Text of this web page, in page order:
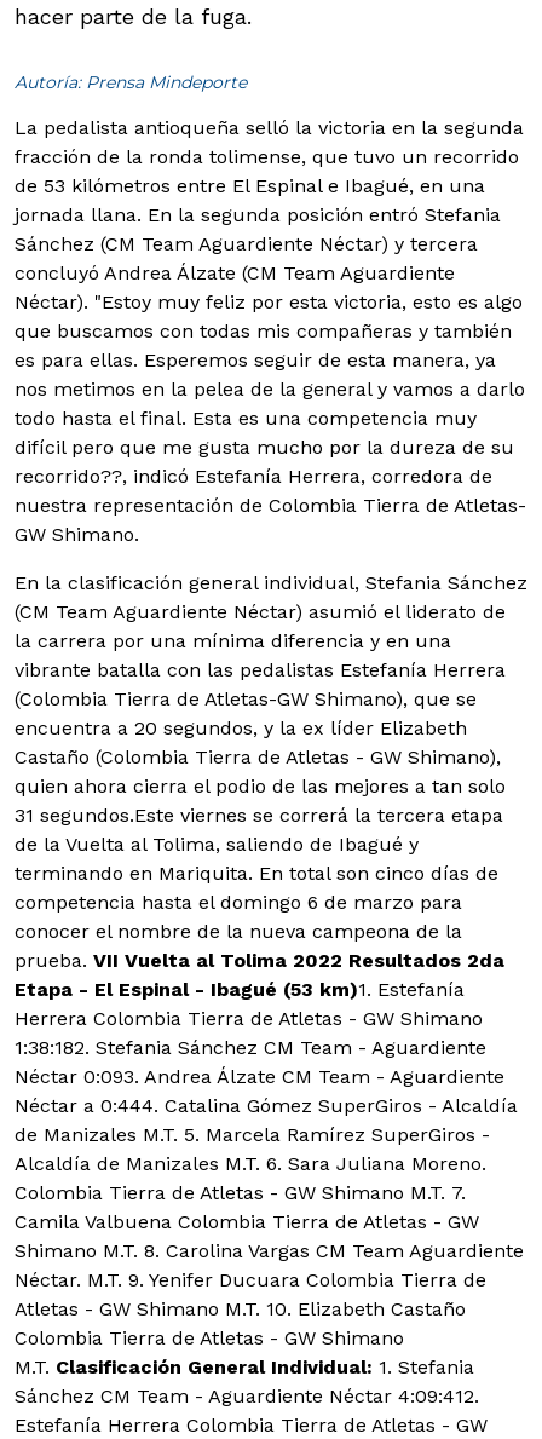
hacer parte de la fuga.
Autoría: Prensa Mindeporte
La pedalista antioqueña selló la victoria en la segunda
fracción de la ronda tolimense, que tuvo un recorrido
de 53 kilómetros entre El Espinal e Ibagué, en una
jornada llana. En la segunda posición entró Stefania
Sánchez (CM Team Aguardiente Néctar) y tercera
concluyó Andrea Álzate (CM Team Aguardiente
Néctar). "Estoy muy feliz por esta victoria, esto es algo
que buscamos con todas mis compañeras y también
es para ellas. Esperemos seguir de esta manera, ya
nos metimos en la pelea de la general y vamos a darlo
todo hasta el final. Esta es una competencia muy
difícil pero que me gusta mucho por la dureza de su
recorrido??, indicó Estefanía Herrera, corredora de
nuestra representación de Colombia Tierra de Atletas-
GW Shimano.
En la clasificación general individual, Stefania Sánchez
(CM Team Aguardiente Néctar) asumió el liderato de
la carrera por una mínima diferencia y en una
vibrante batalla con las pedalistas Estefanía Herrera
(Colombia Tierra de Atletas-GW Shimano), que se
encuentra a 20 segundos, y la ex líder Elizabeth
Castaño (Colombia Tierra de Atletas - GW Shimano),
quien ahora cierra el podio de las mejores a tan solo
31 segundos.Este viernes se correrá la tercera etapa
de la Vuelta al Tolima, saliendo de Ibagué y
terminando en Mariquita. En total son cinco días de
competencia hasta el domingo 6 de marzo para
conocer el nombre de la nueva campeona de la
prueba. VII Vuelta al Tolima 2022 Resultados 2da
Etapa - El Espinal - Ibagué (53 km)1. Estefanía
Herrera Colombia Tierra de Atletas - GW Shimano
1:38:182. Stefania Sánchez CM Team - Aguardiente
Néctar 0:093. Andrea Álzate CM Team - Aguardiente
Néctar a 0:444. Catalina Gómez SuperGiros - Alcaldía
de Manizales M.T. 5. Marcela Ramírez SuperGiros -
Alcaldía de Manizales M.T. 6. Sara Juliana Moreno.
Colombia Tierra de Atletas - GW Shimano M.T. 7.
Camila Valbuena Colombia Tierra de Atletas - GW
Shimano M.T. 8. Carolina Vargas CM Team Aguardiente
Néctar. M.T. 9. Yenifer Ducuara Colombia Tierra de
Atletas - GW Shimano M.T. 10. Elizabeth Castaño
Colombia Tierra de Atletas - GW Shimano
M.T. Clasificación General Individual: 1. Stefania
Sánchez CM Team - Aguardiente Néctar 4:09:412.
Estefanía Herrera Colombia Tierra de Atletas - GW